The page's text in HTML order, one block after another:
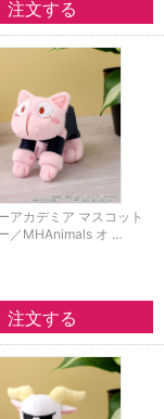
アカデミア マスコット
／MHAnimals オ …